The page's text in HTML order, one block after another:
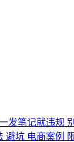
笔记就违
坑 电商案例